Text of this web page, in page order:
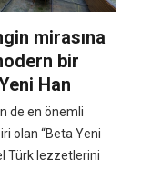
mirasına
bir
Han
de en önemli
olan “Beta Yeni
Türk lezzetlerini